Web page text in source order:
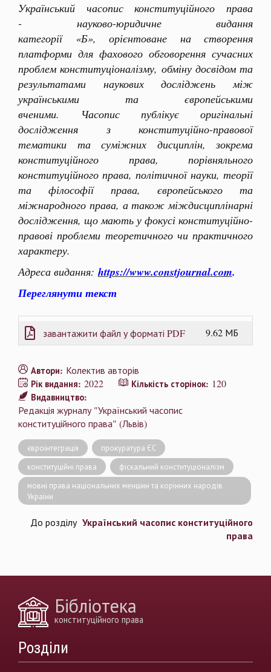
Український часопис конституційного права
- науково-юридичне видання
категорії «Б», орієнтоване на створення
платформи для фахового обговорення сучасних
проблем конституціоналізму, обміну досвідом та
результатами наукових досліджень між
українськими та європейськими
вченими. Часопис публікує оригінальні
дослідження з конституційно-правової
тематики та суміжних дисциплін, зокрема
конституційного права, порівняльного
конституційного права, політичної науки, теорії
та філософії права, європейського та
міжнародного права, а також міждисциплінарні
дослідження, що мають у фокусі конституційно-
правові проблеми теоретичного чи практичного
характеру.
Адреса видання: https://www.constjournal.com.
Переглянути текст
завантажити файл у форматі PDF 9.62 МБ
Автори: Колектив авторів
Рік видання: 2022 Кількість сторінок: 120
Видавництво:
Редакція журналу "Український часопис
конституційного права" (Львів)
євроінтеграція
прокуратура ЄС
конституційні права
фіскальний конституціоналізм
мовні права національних меншин та корінних народів
України
До розділу Український часопис конституційного
права
Бібліотека
конституційного права
Розділи